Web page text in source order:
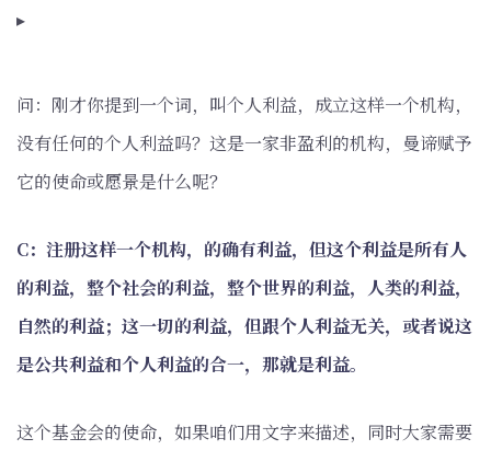
▸
问：刚才你提到一个词，叫个人利益，成立这样一个机构，
没有任何的个人利益吗？这是一家非盈利的机构，曼谛赋予
它的使命或愿景是什么呢？
C：注册这样一个机构，的确有利益，但这个利益是所有人
的利益，整个社会的利益，整个世界的利益，人类的利益，
自然的利益；这一切的利益，但跟个人利益无关，或者说这
是公共利益和个人利益的合一，那就是利益。
这个基金会的使命，如果咱们用文字来描述，同时大家需要